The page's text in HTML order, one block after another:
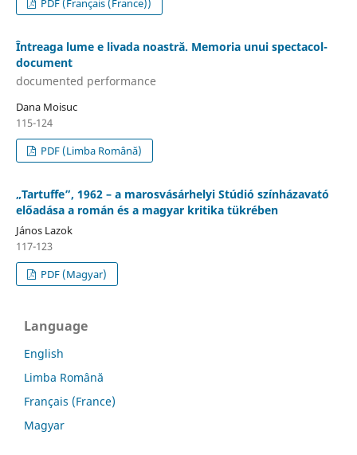
PDF (Français (France))
Întreaga lume e livada noastră. Memoria unui spectacol-
document
documented performance
Dana Moisuc
115-124
PDF (Limba Română)
„Tartuffe”, 1962 – a marosvásárhelyi Stúdió színházavató
előadása a román és a magyar kritika tükrében
János Lazok
117-123
PDF (Magyar)
Language
English
Limba Română
Français (France)
Magyar